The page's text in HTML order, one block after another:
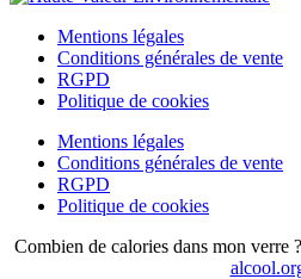
Mentions légales
Conditions générales de vente
RGPD
Politique de cookies
Mentions légales
Conditions générales de vente
RGPD
Politique de cookies
Combien de calories dans mon verre